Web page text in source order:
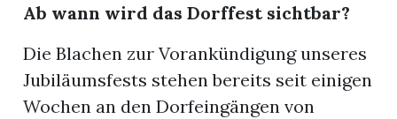
Ab wann wird das Dorffest sichtbar?
Die Blachen zur Vorankündigung unseres
Jubiläumsfests stehen bereits seit einigen
Wochen an den Dorfeingängen von